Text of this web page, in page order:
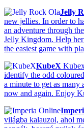
Jelly
new jellies. In order to
an adventure through
Jelly Kingdom. Help
the easiest game with
KubeX
identify the odd
a minute to get as many
now and again. Enjoy
világba kalauzol, ahol